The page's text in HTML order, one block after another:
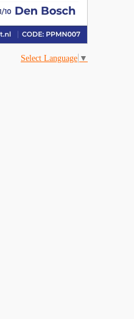
Select Language ▼